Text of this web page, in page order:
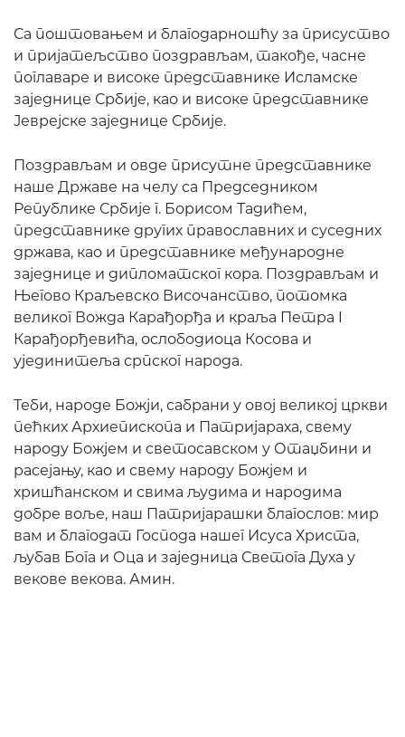
Са поштовањем и благодарношћу за присуство
и пријатељство поздрављам, такође, часне
поглаваре и високе представнике Исламске
заједнице Србије, као и високе представнике
Јеврејске заједнице Србије.
Поздрављам и овде присутне представнике
наше Државе на челу са Председником
Републике Србије г. Борисом Тадићем,
представнике других православних и суседних
држава, као и представнике међународне
заједнице и дипломатског кора. Поздрављам и
Његово Краљевско Височанство, потомка
великог Вожда Карађорђа и краља Петра I
Карађорђевића, ослободиоца Косова и
ујединитеља српског народа.
Теби, народе Божји, сабрани у овој великој цркви
пећких Архиепископа и Патријараха, свему
народу Божјем и светосавском у Отаџбини и
расејању, као и свему народу Божјем и
хришћанском и свима људима и народима
добре воље, наш Патријарашки благослов: мир
вам и благодат Господа нашег Исуса Христа,
љубав Бога и Оца и заједница Светога Духа у
векове векова. Амин.